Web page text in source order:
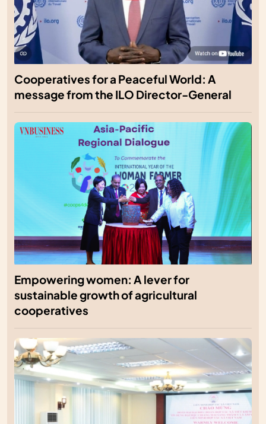
Cooperatives for a Peaceful World: A
message from the ILO Director-General
Empowering women: A lever for
sustainable growth of agricultural
cooperatives